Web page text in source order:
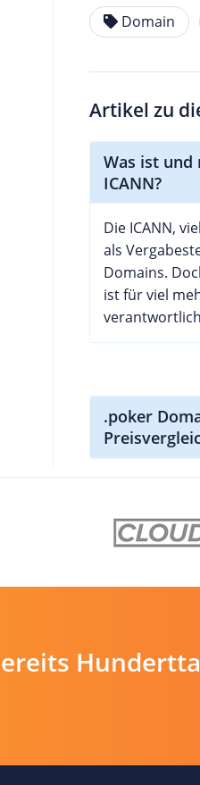
Domain
Artikel zu
Was ist und
ICANN?
Die ICANN,
als
Domains.
ist für viel
.poker